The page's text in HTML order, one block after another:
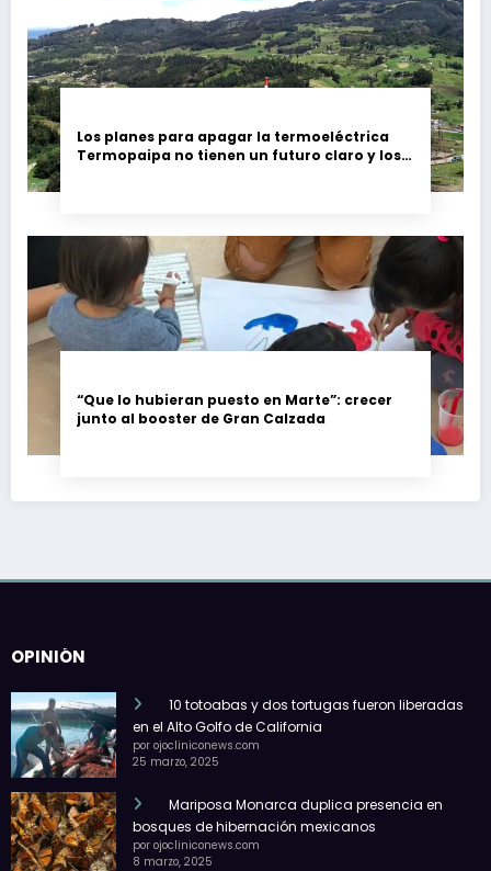
Los planes para apagar la termoeléctrica
Termopaipa no tienen un futuro claro y los
“Que lo hubieran puesto en Marte”: crecer
junto al booster de Gran Calzada
OPINIÓN
10 totoabas y dos tortugas fueron liberadas
en el Alto Golfo de California
por ojocliniconews.com
25 marzo, 2025
Mariposa Monarca duplica presencia en
bosques de hibernación mexicanos
por ojocliniconews.com
8 marzo, 2025